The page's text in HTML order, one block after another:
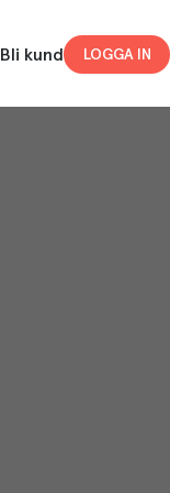
Bli kund LOGGA IN